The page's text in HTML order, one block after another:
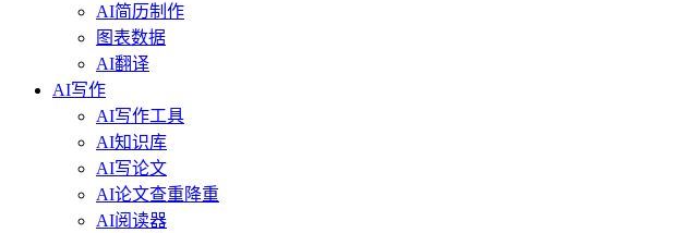
AI简历制作
图表数据
AI翻译
AI写作
AI写作工具
AI知识库
AI写论文
AI论文查重降重
AI阅读器